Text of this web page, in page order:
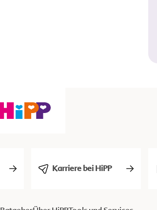
Karriere bei HiPP